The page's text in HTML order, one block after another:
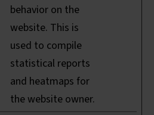
behavior on the
website. This is
used to compile
statistical reports
and heatmaps for
the website owner.